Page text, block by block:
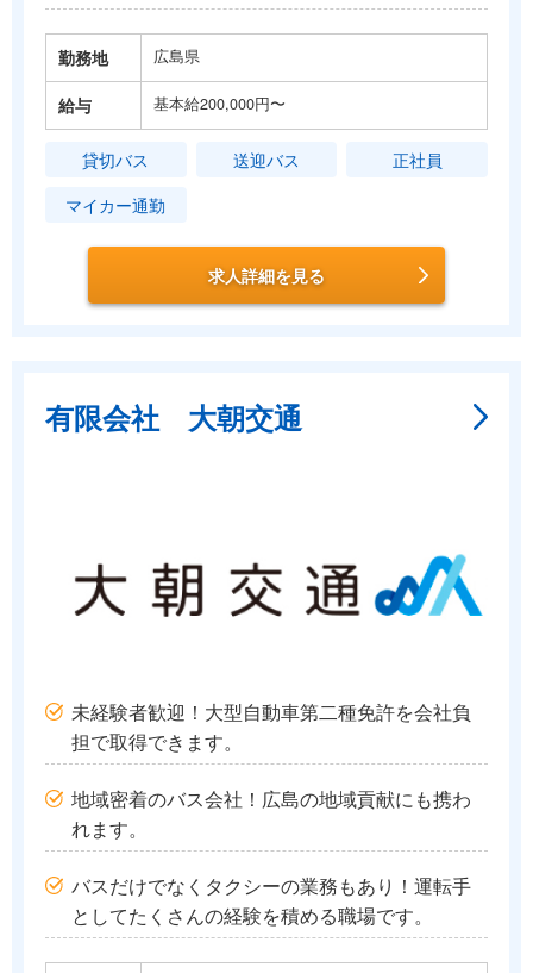
勤務地 広島県
給与 基本給200,000円〜
貸切バス 送迎バス
正社員
マイカー通勤
求人詳細を見る
有限会社 大朝交通
未経験者歓迎！大型自動車第二種免許を会社負
担で取得できます。
地域密着のバス会社！広島の地域貢献にも携わ
れます。
バスだけでなくタクシーの業務もあり！運転手
としてたくさんの経験を積める職場です。